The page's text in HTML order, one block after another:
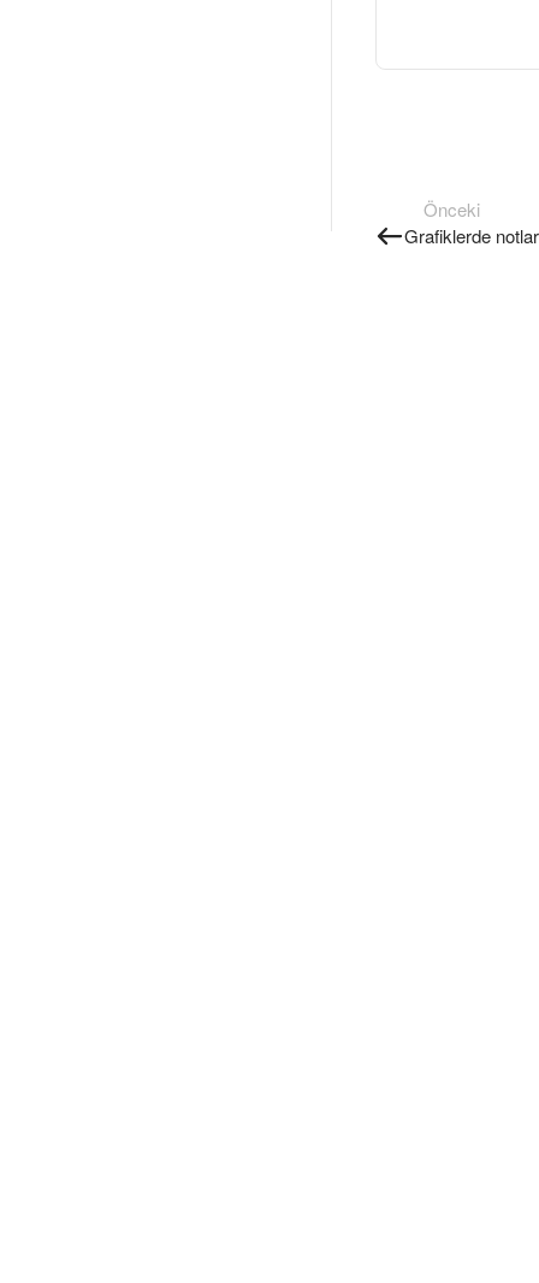
Önceki
Grafiklerde notlar